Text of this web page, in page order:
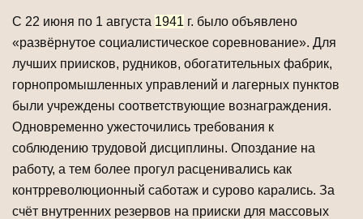
С 22 июня по 1 августа 1941 г. было объявлено
«развёрнутое социалистическое соревнование». Для
лучших приисков, рудников, обогатительных фабрик,
горнопромышленных управлений и лагерных пунктов
были учреждены соответствующие вознаграждения.
Одновременно ужесточились требования к
соблюдению трудовой дисциплины. Опоздание на
работу, а тем более прогул расценивались как
контрреволюционный саботаж и сурово карались. За
счёт внутренних резервов на прииски для массовых